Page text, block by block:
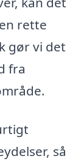
rette
gør vi det
fra
så